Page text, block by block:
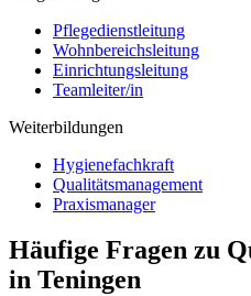
Pflegedienstleitung
Wohnbereichsleitung
Einrichtungsleitung
Teamleiter/in
Weiterbildungen
Hygienefachkraft
Qualitätsmanagement
Praxismanager
Häufige Fragen zu
in Teningen